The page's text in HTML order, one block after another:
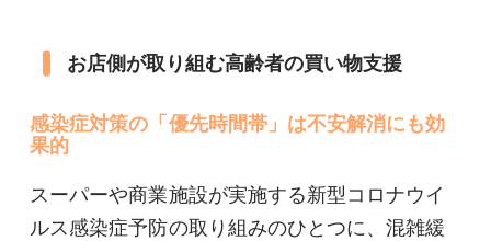
お店側が取り組む高齢者の買い物支援
感染症対策の「優先時間帯」は不安解消にも効
果的
スーパーや商業施設が実施する新型コロナウイ
ルス感染症予防の取り組みのひとつに、混雑緩